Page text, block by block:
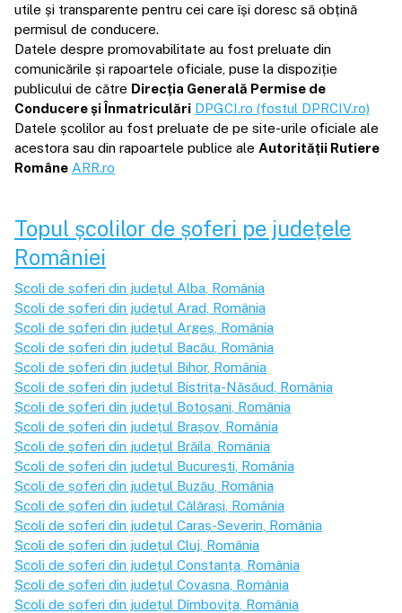
utile și transparente pentru cei care își doresc să obțină
permisul de conducere.
Datele despre promovabilitate au fost preluate din
comunicările și rapoartele oficiale, puse la dispoziție
publicului de către Direcția Generală Permise de
Conducere și Înmatriculări DPGCI.ro (fostul DPRCIV.ro)
Datele școlilor au fost preluate de pe site-urile oficiale ale
acestora sau din rapoartele publice ale Autorității Rutiere
Române ARR.ro
Topul școlilor de șoferi pe județele
României
Școli de șoferi din județul Alba , România
Școli de șoferi din județul Arad , România
Școli de șoferi din județul Argeș , România
Școli de șoferi din județul Bacău , România
Școli de șoferi din județul Bihor, România
Școli de șoferi din județul Bistrița-Năsăud , România
Școli de șoferi din județul Botoșani , România
Școli de șoferi din județul Brașov , România
Școli de șoferi din județul Brăila , România
Școli de șoferi din județul București , România
Școli de șoferi din județul Buzău , România
Școli de șoferi din județul Călărași , România
Școli de șoferi din județul Caraș-Severin , România
Școli de șoferi din județul Cluj , România
Școli de șoferi din județul Constanța , România
Școli de șoferi din județul Covasna , România
Școli de șoferi din județul Dîmbovița , România